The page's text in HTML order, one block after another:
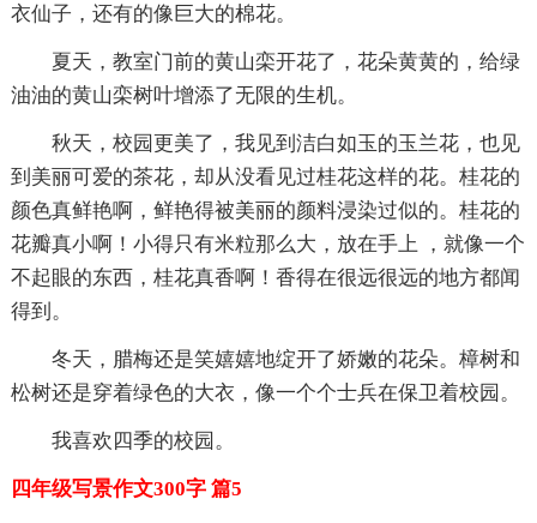
衣仙子，还有的像巨大的棉花。
夏天，教室门前的黄山栾开花了，花朵黄黄的，给绿
油油的黄山栾树叶增添了无限的生机。
秋天，校园更美了，我见到洁白如玉的玉兰花，也见
到美丽可爱的茶花，却从没看见过桂花这样的花。桂花的
颜色真鲜艳啊，鲜艳得被美丽的颜料浸染过似的。桂花的
花瓣真小啊！小得只有米粒那么大，放在手上 ，就像一个
不起眼的东西，桂花真香啊！香得在很远很远的地方都闻
得到。
冬天，腊梅还是笑嬉嬉地绽开了娇嫩的花朵。樟树和
松树还是穿着绿色的大衣，像一个个士兵在保卫着校园。
我喜欢四季的校园。
四年级写景作文300字 篇5